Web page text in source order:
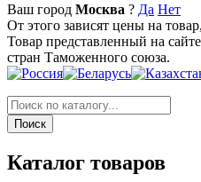
Ваш город Москва ? Да Нет
От этого зависят цены на
Товар представленный на
стран Таможенного союза.
Каталог товаров